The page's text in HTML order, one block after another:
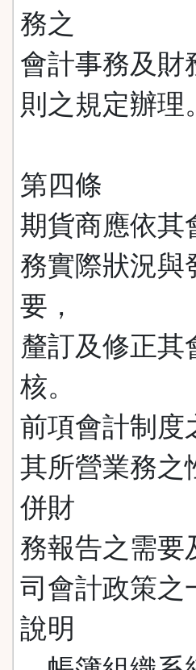
務之
會計事務及財
則之規定辦理
第四條
期貨商應依其
務實際狀況與
要，
釐訂及修正其
核。
前項會計制度
其所營業務之
併財
務報告之需要
司會計政策之
說明